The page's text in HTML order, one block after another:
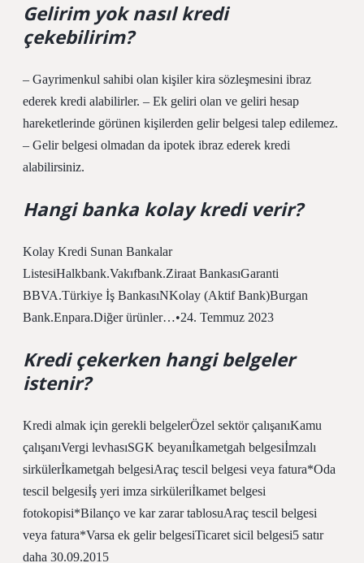
Gelirim yok nasıl kredi
çekebilirim?
– Gayrimenkul sahibi olan kişiler kira sözleşmesini ibraz
ederek kredi alabilirler. – Ek geliri olan ve geliri hesap
hareketlerinde görünen kişilerden gelir belgesi talep edilemez.
– Gelir belgesi olmadan da ipotek ibraz ederek kredi
alabilirsiniz.
Hangi banka kolay kredi verir?
Kolay Kredi Sunan Bankalar
ListesiHalkbank.Vakıfbank.Ziraat BankasıGaranti
BBVA.Türkiye İş BankasıNKolay (Aktif Bank)Burgan
Bank.Enpara.Diğer ürünler…•24. Temmuz 2023
Kredi çekerken hangi belgeler
istenir?
Kredi almak için gerekli belgelerÖzel sektör çalışanıKamu
çalışanıVergi levhasıSGK beyanıİkametgah belgesiİmzalı
sirkülerİkametgah belgesiAraç tescil belgesi veya fatura*Oda
tescil belgesiİş yeri imza sirküleriİkamet belgesi
fotokopisi*Bilanço ve kar zarar tablosuAraç tescil belgesi
veya fatura*Varsa ek gelir belgesiTicaret sicil belgesi5 satır
daha 30.09.2015